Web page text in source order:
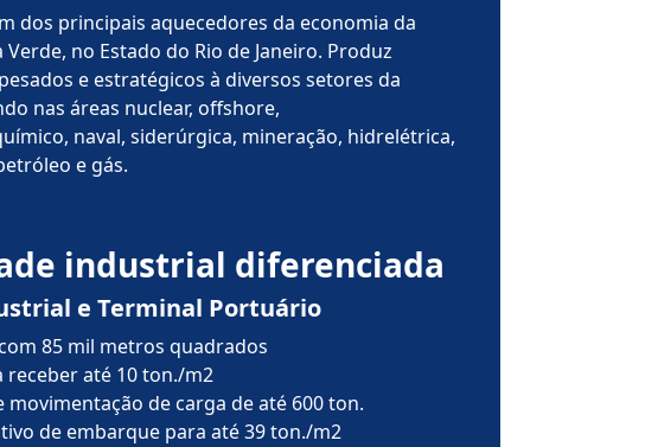
dos principais aquecedores da economia da
no Estado do Rio de Janeiro. Produz
e estratégicos à diversos setores da
nas áreas nuclear, offshore,
naval, siderúrgica, mineração, hidrelétrica,
e gás.
industrial diferenciada
e Terminal Portuário
85 mil metros quadrados
receber até 10 ton./m2
movimentação de carga de até 600 ton.
de embarque para até 39 ton./m2